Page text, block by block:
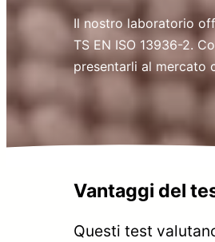
Il nostro laboratorio
TS EN ISO 13936-2.
presentarli al mercato
Vantaggi del
Questi test